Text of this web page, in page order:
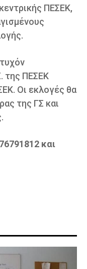
ΠΕΣΕΚ,
της ΠΕΣΕΚ
Οι εκλογές θα
της ΓΣ και
και